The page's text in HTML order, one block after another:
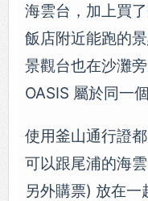
海雲台，加上買
飯店附近能跑的
景觀台也在沙灘
OASIS 屬於同一
使用釜山通行證
可以跟尾浦的海
另外購票) 放在一